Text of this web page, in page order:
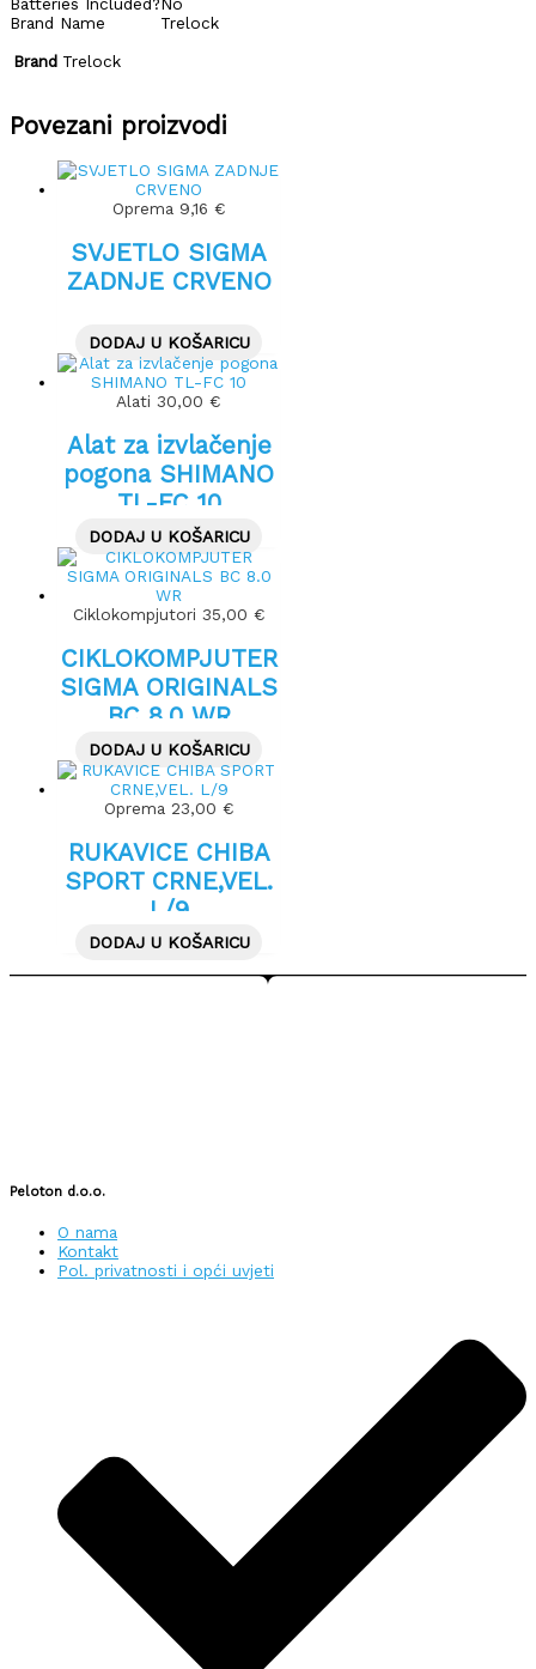
Brand Name
Trelock
Brand Trelock
Povezani proizvodi
Oprema 9,16 €
SVJETLO SIGMA
ZADNJE CRVENO
DODAJ U KOŠARICU
Alati 30,00 €
Alat za izvlačenje
pogona SHIMANO
TL-FC 10
DODAJ U KOŠARICU
Ciklokompjutori 35,00 €
CIKLOKOMPJUTER
SIGMA ORIGINALS
BC 8.0 WR
DODAJ U KOŠARICU
Oprema 23,00 €
RUKAVICE CHIBA
SPORT CRNE,VEL.
L/9
DODAJ U KOŠARICU
Peloton d.o.o.
O nama
Kontakt
Pol. privatnosti i opći uvjeti